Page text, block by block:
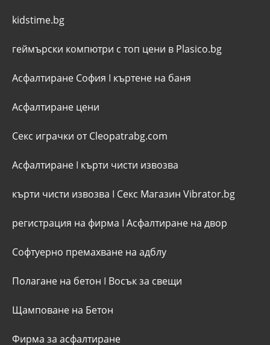
kidstime.bg
геймърски компютри с топ цени в Plasico.bg
Асфалтиране София I къртене на баня
Асфалтиране цени
Секс играчки от Cleopatrabg.com
Асфалтиране I кърти чисти извозва
кърти чисти извозва I Секс Магазин Vibrator.bg
регистрация на фирма I Асфалтиране на двор
Софтуерно премахване на адблу
Полагане на бетон I Восък за свещи
Щамповане на Бетон
Фирма за асфалтиране